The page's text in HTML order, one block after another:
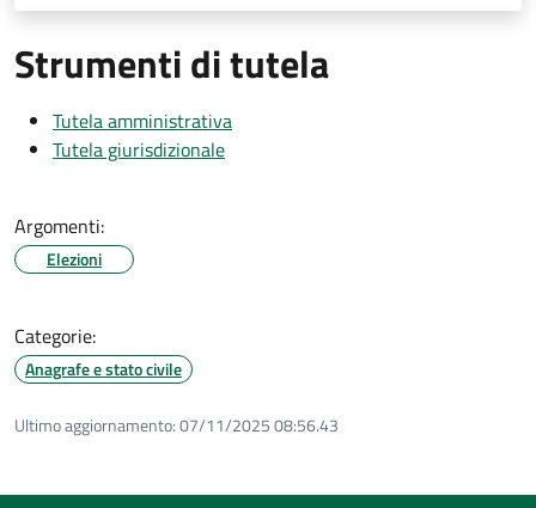
Strumenti di tutela
Tutela amministrativa
Tutela giurisdizionale
Argomenti:
Elezioni
Categorie:
Anagrafe e stato civile
Ultimo aggiornamento:07/11/2025 08:56.43